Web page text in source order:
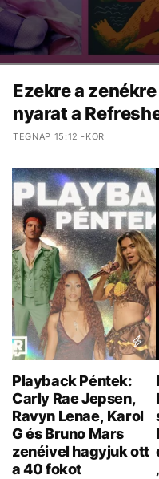
Ezekre a
nyarat a
TEGNAP 15:12 -KOR
Playback Péntek:
Carly Rae Jepsen,
Ravyn Lenae, Karol
G és Bruno Mars
zenéivel hagyjuk ott
a 40 fokot